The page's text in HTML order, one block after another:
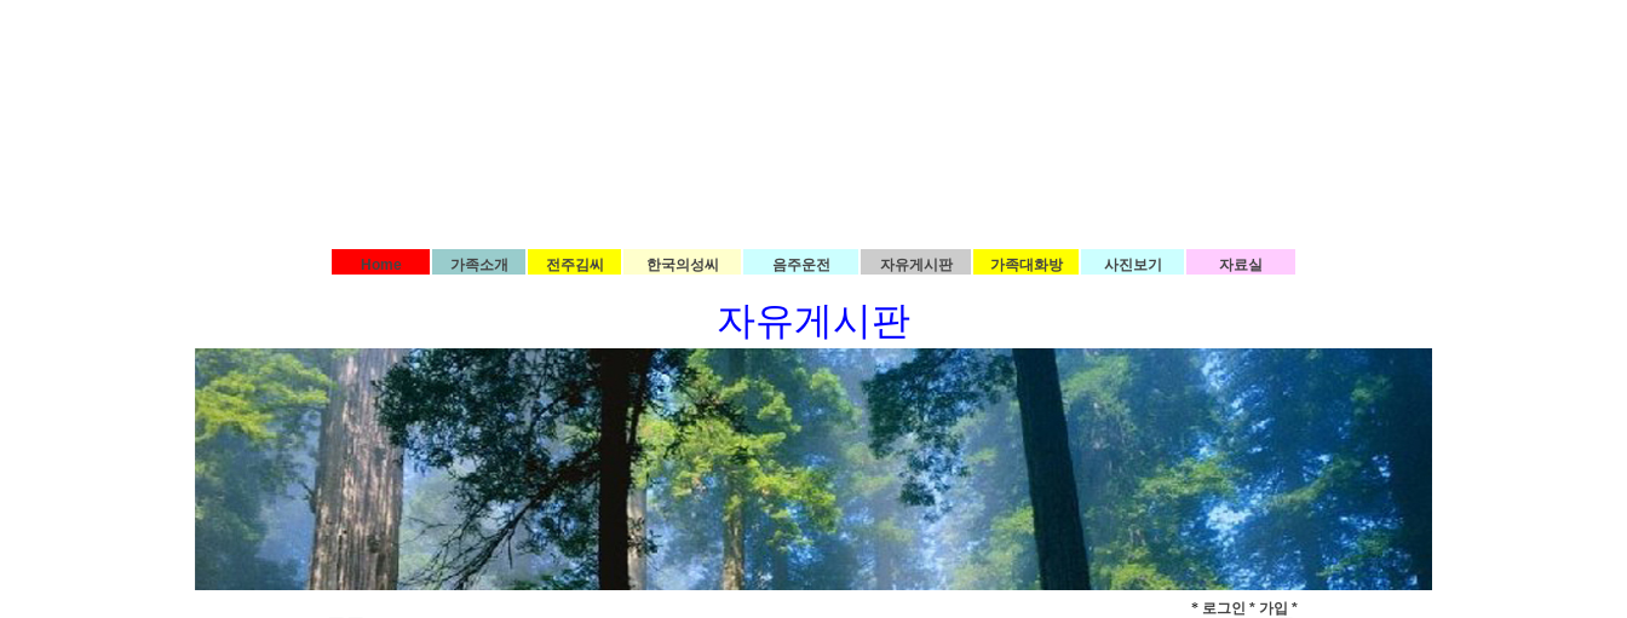
Home 가족소개 전주김씨 한국의성씨 음주운전 자유게시판 가족대화방 사진보기 자료실
자유게시판
* 로그인 * 가입 *